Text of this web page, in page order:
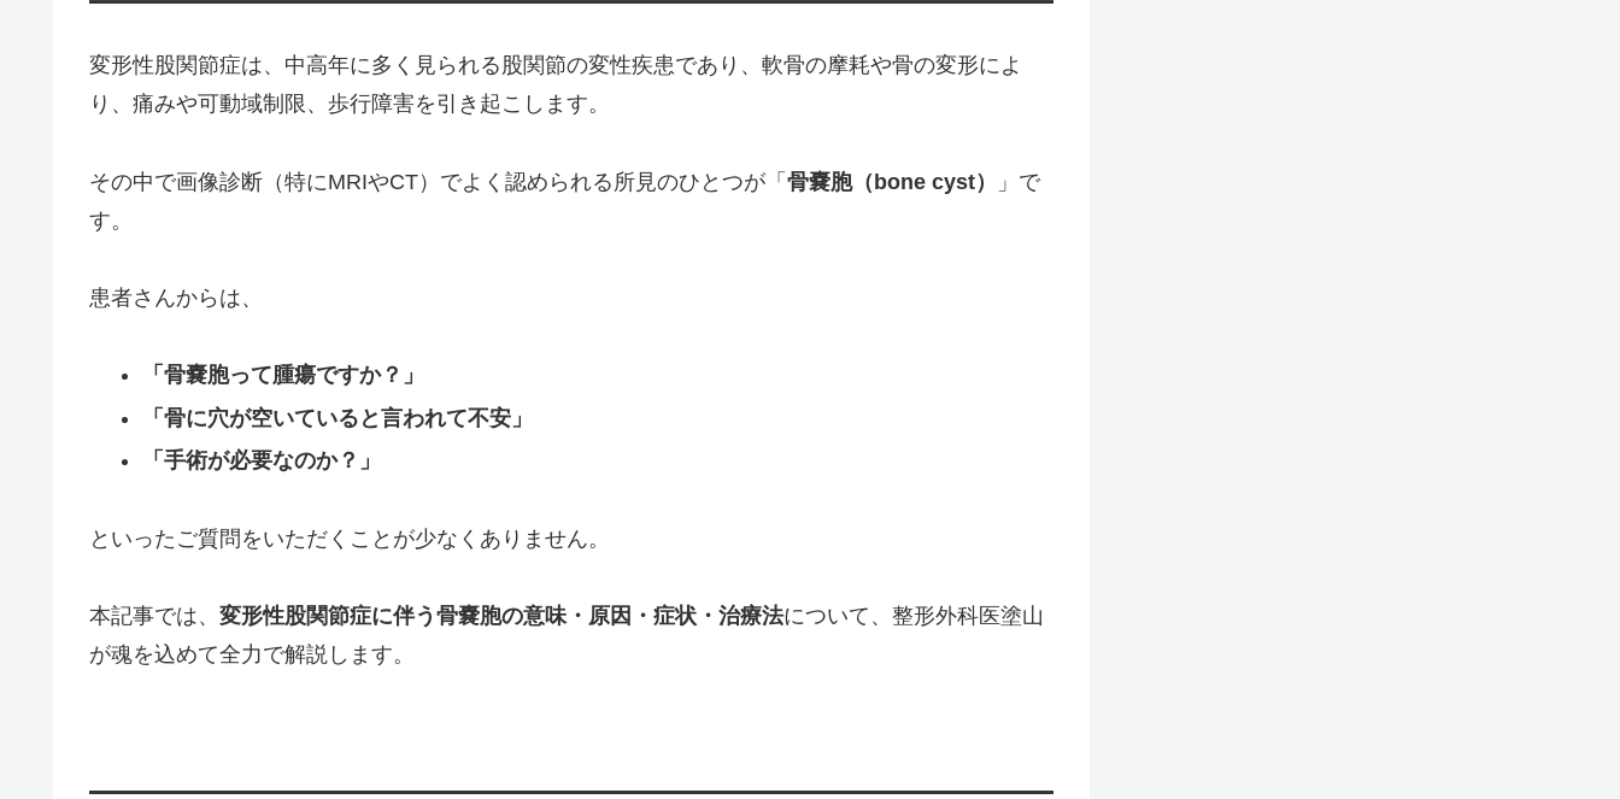
変形性股関節症は、中高年に多く見られる股関節の変性疾患であり、軟骨の摩耗や骨の変形によ
り、痛みや可動域制限、歩行障害を引き起こします。
その中で画像診断（特にMRIやCT）でよく認められる所見のひとつが「 骨嚢胞（bone cyst）
」で
す。
患者さんからは、
「骨嚢胞って腫瘍ですか？」
「骨に穴が空いていると言われて不安」
「手術が必要なのか？」
といったご質問をいただくことが少なくありません。
本記事では、 変形性股関節症に伴う骨嚢胞の意味・原因・症状・治療法について、整形外科医塗山
が魂を込めて全力で解説します。